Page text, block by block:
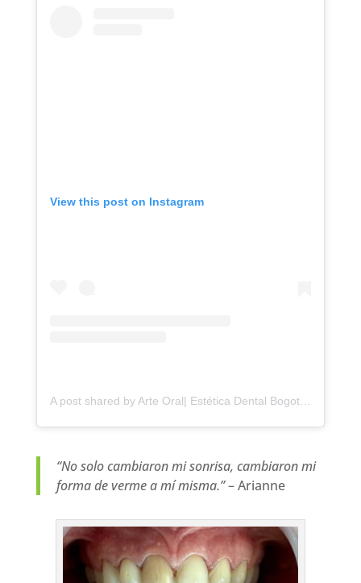
View this post on Instagram
A post shared by Arte Oral| Estética Dental Bogotá (@arteoral.co)
“No solo cambiaron mi sonrisa, cambiaron mi
forma de verme a mí misma.”– Arianne